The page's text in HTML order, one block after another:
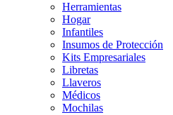
Herramientas
Hogar
Infantiles
Insumos de Protección
Kits Empresariales
Libretas
Llaveros
Médicos
Mochilas